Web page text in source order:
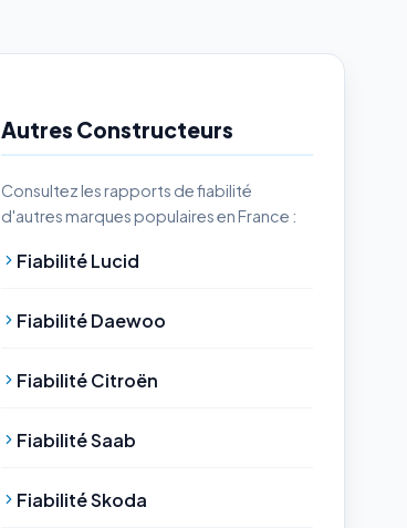
Autres Constructeurs
Consultez les rapports de fiabilité
d'autres marques populaires en France :
Fiabilité Lucid
Fiabilité Daewoo
Fiabilité Citroën
Fiabilité Saab
Fiabilité Skoda